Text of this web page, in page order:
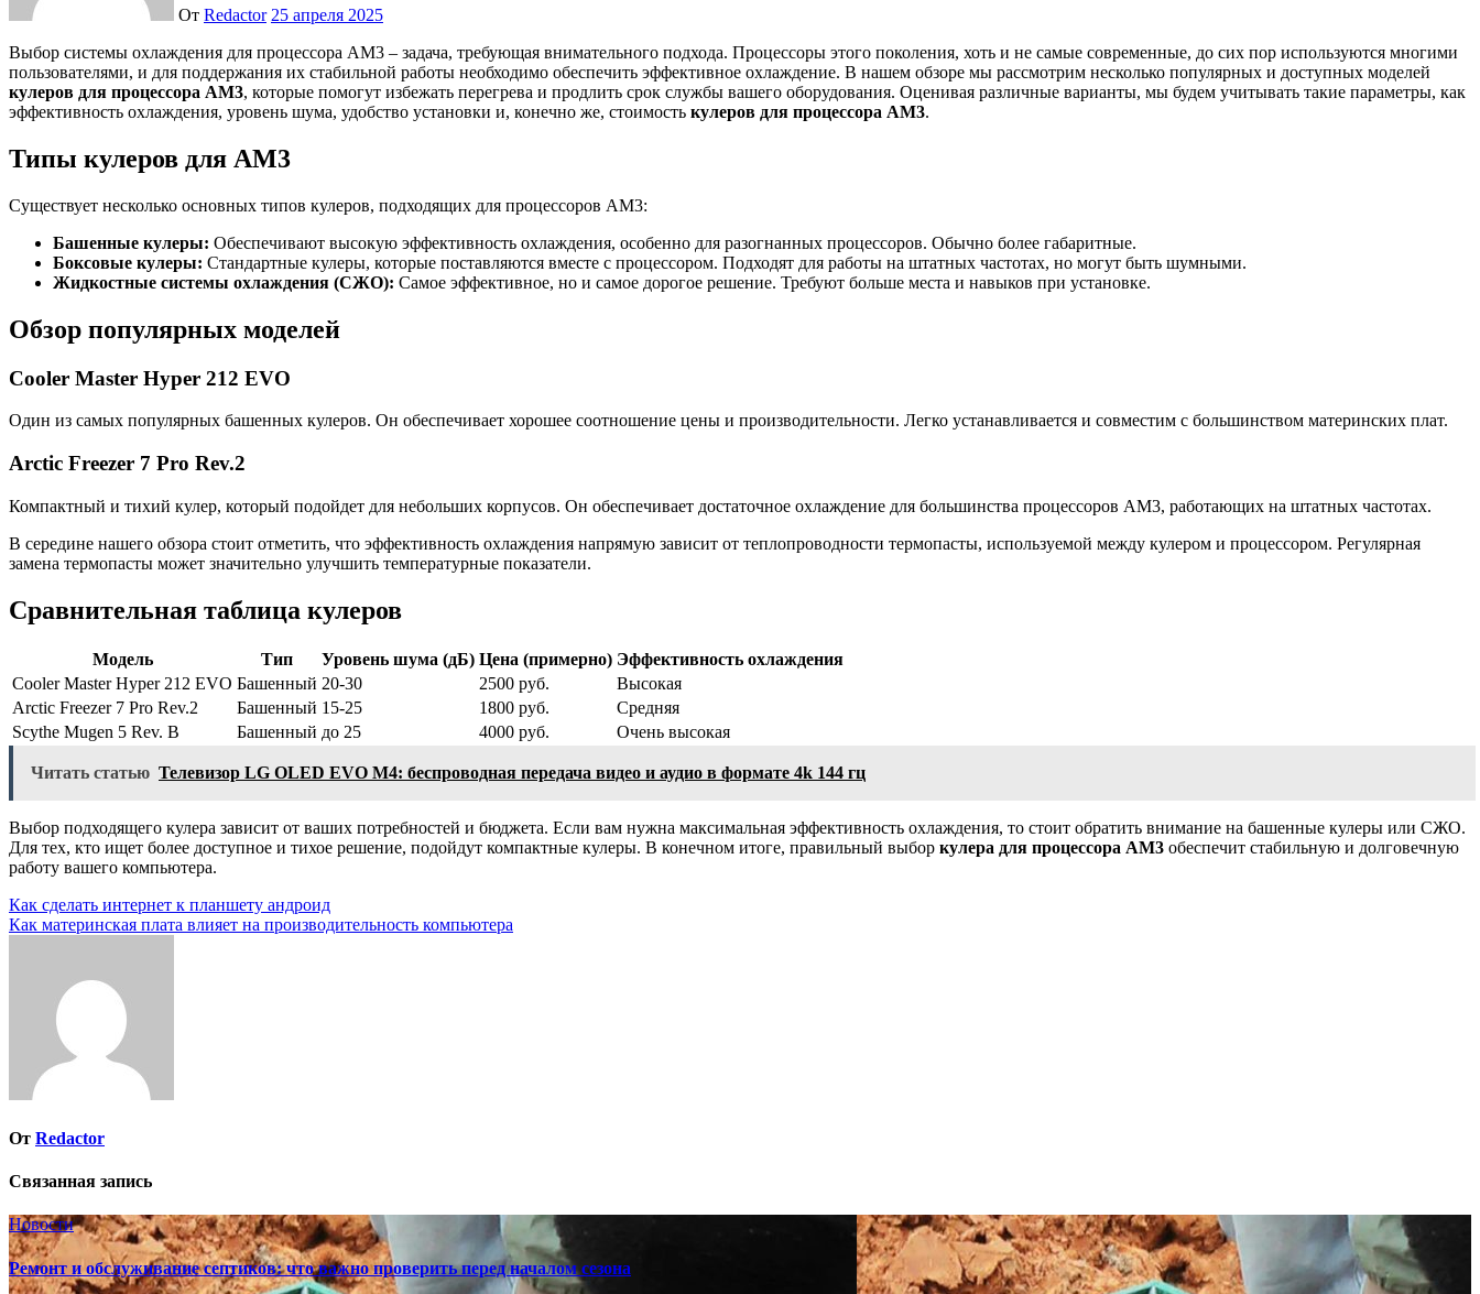
От Redactor 25 апреля 2025
Выбор системы охлаждения для процессора AM3 – задача, требующая внимательного подхода. Процессоры этого поколения, хоть и не самые современные, до сих пор используются многими
пользователями, и для поддержания их стабильной работы необходимо обеспечить эффективное охлаждение. В нашем обзоре мы рассмотрим несколько популярных и доступных моделей
кулеров для процессора AM3, которые помогут избежать перегрева и продлить срок службы вашего оборудования. Оценивая различные варианты, мы будем учитывать такие параметры, как
эффективность охлаждения, уровень шума, удобство установки и, конечно же, стоимость кулеров для процессора AM3.
Типы кулеров для AM3
Существует несколько основных типов кулеров, подходящих для процессоров AM3:
Башенные кулеры: Обеспечивают высокую эффективность охлаждения, особенно для разогнанных процессоров. Обычно более габаритные.
Боксовые кулеры: Стандартные кулеры, которые поставляются вместе с процессором. Подходят для работы на штатных частотах, но могут быть шумными.
Жидкостные системы охлаждения (СЖО): Самое эффективное, но и самое дорогое решение. Требуют больше места и навыков при установке.
Обзор популярных моделей
Cooler Master Hyper 212 EVO
Один из самых популярных башенных кулеров. Он обеспечивает хорошее соотношение цены и производительности. Легко устанавливается и совместим с большинством материнских плат.
Arctic Freezer 7 Pro Rev.2
Компактный и тихий кулер, который подойдет для небольших корпусов. Он обеспечивает достаточное охлаждение для большинства процессоров AM3, работающих на штатных частотах.
В середине нашего обзора стоит отметить, что эффективность охлаждения напрямую зависит от теплопроводности термопасты, используемой между кулером и процессором. Регулярная
замена термопасты может значительно улучшить температурные показатели.
Сравнительная таблица кулеров
Модель Тип Уровень шума (дБ) Цена (примерно) Эффективность охлаждения
Cooler Master Hyper 212 EVO Башенный 20-30 2500 руб.
Высокая
Arctic Freezer 7 Pro Rev.2
Башенный 15-25 1800 руб.
Средняя
Scythe Mugen 5 Rev. B
Башенный до 25 4000 руб. Очень высокая
Читать статью Телевизор LG OLED EVO M4: беспроводная передача видео и аудио в формате 4k 144 гц
Выбор подходящего кулера зависит от ваших потребностей и бюджета. Если вам нужна максимальная эффективность охлаждения, то стоит обратить внимание на башенные кулеры или СЖО.
Для тех, кто ищет более доступное и тихое решение, подойдут компактные кулеры. В конечном итоге, правильный выбор кулера для процессора AM3 обеспечит стабильную и долговечную
работу вашего компьютера.
Навигация
по
Как сделать интернет к планшету андроид
Как материнская плата влияет на производительность компьютера
От Redactor
Связанная запись
Новости
Ремонт и обслуживание септиков: что важно проверить перед началом сезона